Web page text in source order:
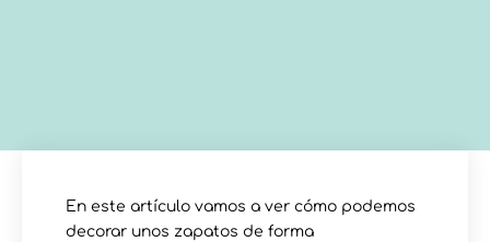
En este artículo vamos a ver cómo podemos
decorar unos zapatos de forma